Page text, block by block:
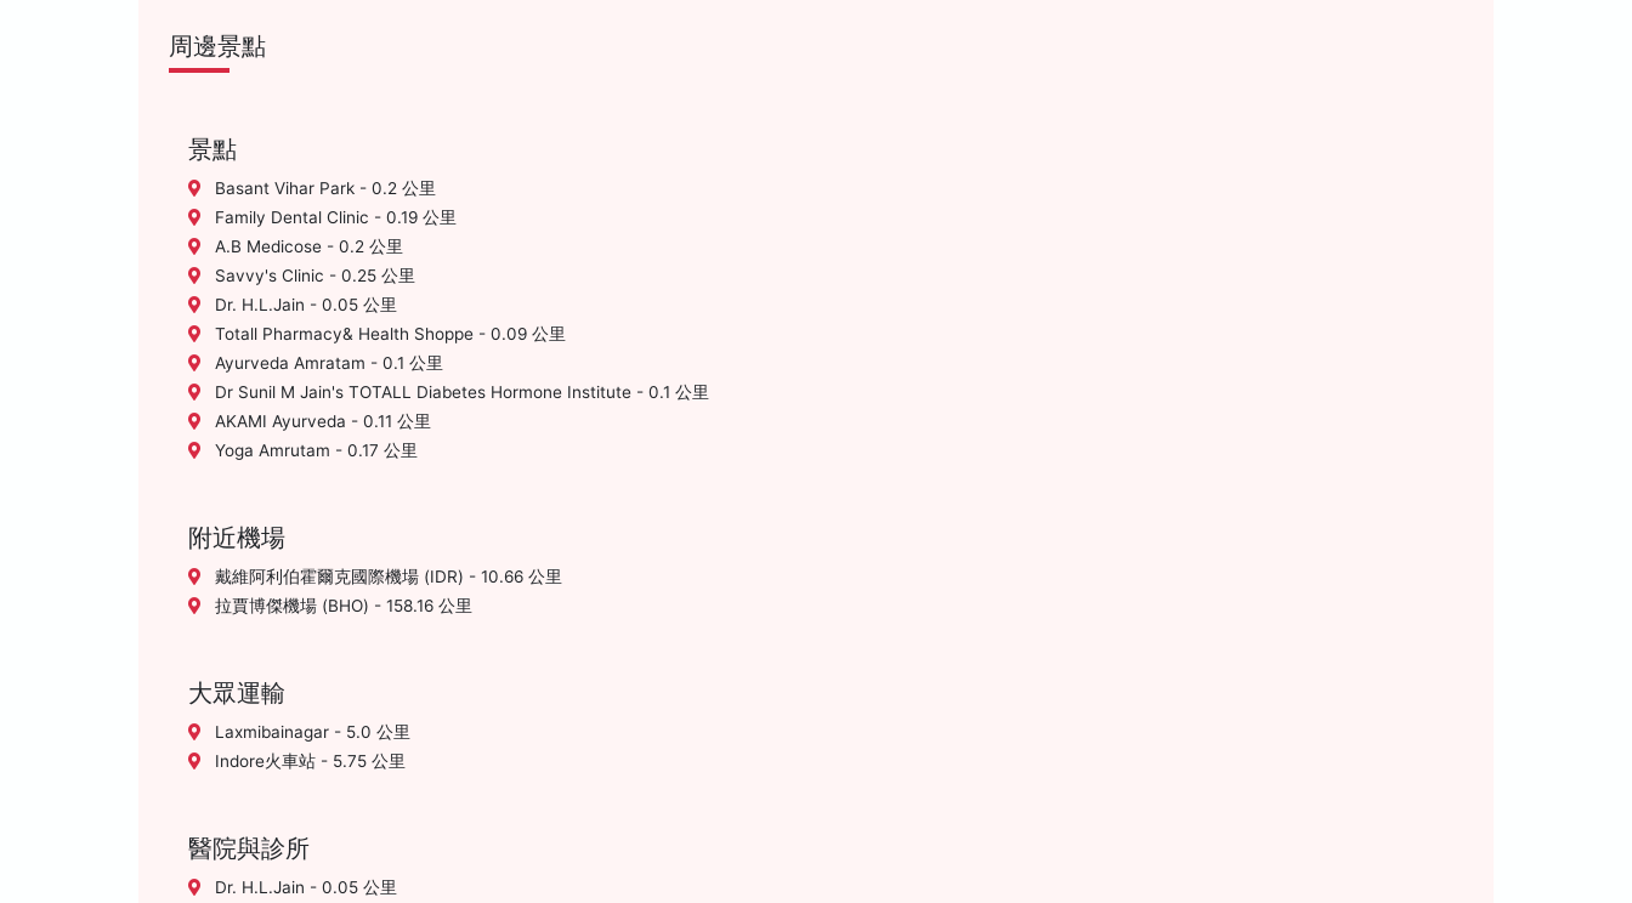
周邊景點
景點
Basant Vihar Park - 0.2 公里
Family Dental Clinic - 0.19 公里
A.B Medicose - 0.2 公里
Savvy's Clinic - 0.25 公里
Dr. H.L.Jain - 0.05 公里
Totall Pharmacy& Health Shoppe - 0.09 公里
Ayurveda Amratam - 0.1 公里
Dr Sunil M Jain's TOTALL Diabetes Hormone Institute - 0.1 公里
AKAMI Ayurveda - 0.11 公里
Yoga Amrutam - 0.17 公里
附近機場
戴維阿利伯霍爾克國際機場 (IDR) - 10.66 公里
拉賈博傑機場 (BHO) - 158.16 公里
大眾運輸
Laxmibainagar - 5.0 公里
Indore火車站 - 5.75 公里
醫院與診所
Dr. H.L.Jain - 0.05 公里